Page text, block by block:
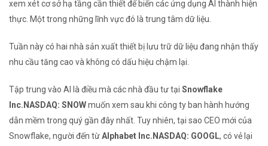
xem xét cơ sở hạ tầng cần thiết để biến các ứng dụng AI thành hiện
thực. Một trong những lĩnh vực đó là trung tâm dữ liệu.
Tuần này có hai nhà sản xuất thiết bị lưu trữ dữ liệu đang nhận thấy
nhu cầu tăng cao và không có dấu hiệu chậm lại.
Tập trung vào AI là điều mà các nhà đầu tư tại Snowflake
Inc. NASDAQ: SNOWmuốn xem sau khi công ty ban hành hướng
dẫn mềm trong quý gần đây nhất. Tuy nhiên, tại sao CEO mới của
Snowflake, người đến từAlphabet nc. NASDAQ: GOOGL, có vẻ lại